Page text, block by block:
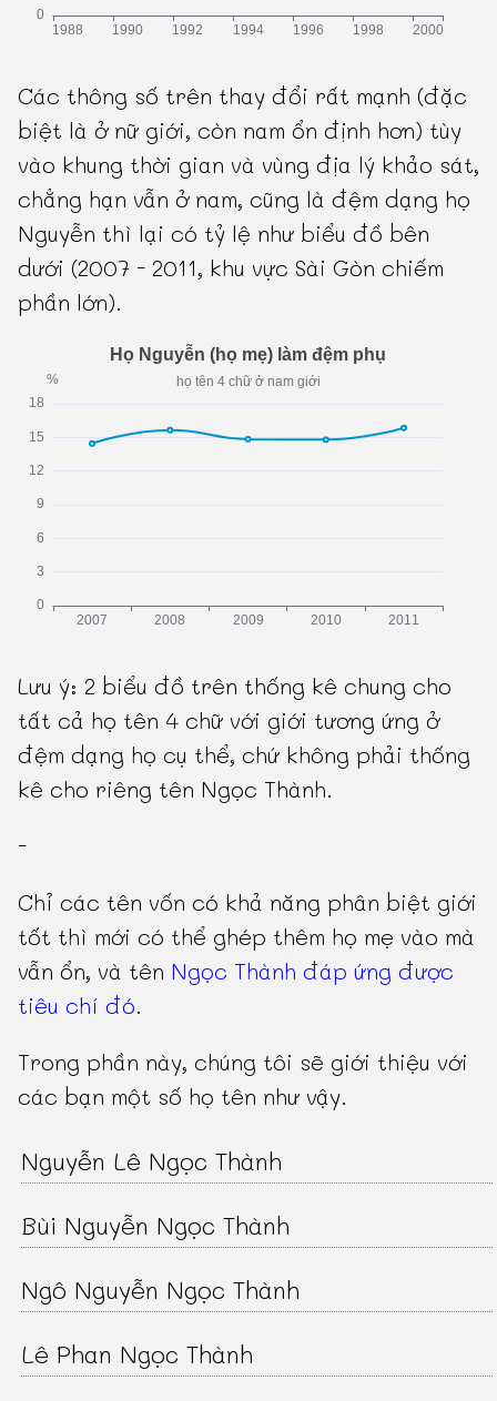
Các thông số trên thay đổi rất mạnh (đặc
biệt là ở nữ giới, còn nam ổn định hơn) tùy
vào khung thời gian và vùng địa lý khảo sát,
chẳng hạn vẫn ở nam, cũng là đệm dạng họ
Nguyễn thì lại có tỷ lệ như biểu đồ bên
dưới (2007 - 2011, khu vực Sài Gòn chiếm
phần lớn).
Lưu ý: 2 biểu đồ trên thống kê chung cho
tất cả họ tên 4 chữ với giới tương ứng ở
đệm dạng họ cụ thể, chứ không phải thống
kê cho riêng tên Ngọc Thành.
-
Chỉ các tên vốn có khả năng phân biệt giới
tốt thì mới có thể ghép thêm họ mẹ vào mà
vẫn ổn, và tên Ngọc Thành đáp ứng được
tiêu chí đó.
Trong phần này, chúng tôi sẽ giới thiệu với
các bạn một số họ tên như vậy.
Nguyễn Lê Ngọc Thành
Bùi Nguyễn Ngọc Thành
Ngô Nguyễn Ngọc Thành
Lê Phan Ngọc Thành